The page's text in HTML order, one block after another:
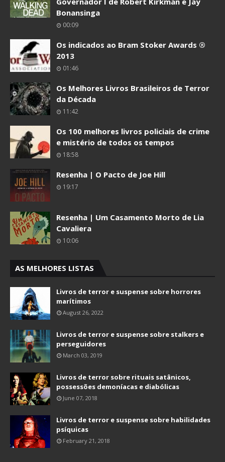
Bonansinga
00:09
Os indicados ao Bram Stoker Awards ®
2013
01:46
Os Melhores Livros Brasileiros de Terror
da Década
11:42
Os 100 melhores livros policiais de crime
e mistério de todos os tempos
18:58
Resenha | O Pacto de Joe Hill
19:17
Resenha | Um Casamento Morto de Lia
Cavaliera
10:06
AS MELHORES LISTAS
Livros de terror e suspense sobre horrores
marítimos
August 26, 2022
Livros de terror e suspense sobre stalkers e
perseguidores
March 03, 2019
Livros de terror sobre rituais satânicos,
possessões demoníacas e diabólicas
June 07, 2018
Livros de terror e suspense sobre habilidades
psíquicas
February 21, 2018